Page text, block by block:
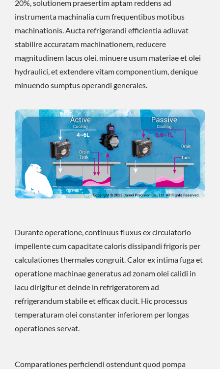
20%, solutionem praesertim aptam reddens ad
instrumenta machinalia cum frequentibus motibus
machinationis. Aucta refrigerandi efficientia adiuvat
stabilire accuratam machinationem, reducere
magnitudinem lacus olei, minuere usum materiae et olei
hydraulici, et extendere vitam componentium, denique
minuendo sumptus operandi generales.
Durante operatione, continuus fluxus ex circulatorio
impellente cum capacitate caloris dissipandi frigoris per
calculationes thermales congruit. Calor ex intima fuga et
operatione machinae generatus ad zonam olei calidi in
lacu dirigitur et deinde in refrigeratorem ad
refrigerandum stabile et efficax ducit. Hic processus
temperaturam olei constanter inferiorem per longas
operationes servat.
Comparationes perficiendi ostendunt quod pompa